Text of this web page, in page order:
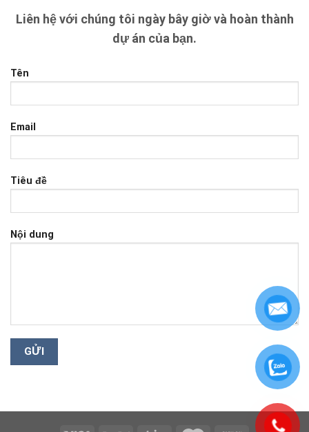
Liên hệ với chúng tôi ngày bây giờ và hoàn thành
dự án của bạn.
Tên
Email
Tiêu đề
Nội dung